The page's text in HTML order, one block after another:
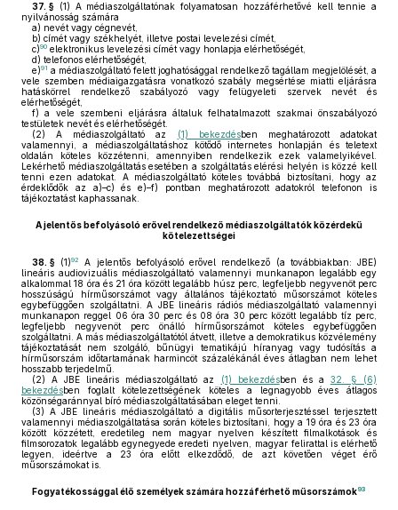
37. § (1) A médiaszolgáltatónak folyamatosan hozzáférhetővé kell tennie a
nyilvánosság számára
a) nevét vagy cégnevét,
b) címét vagy székhelyét, illetve postai levelezési címét,
c)90 elektronikus levelezési címét vagy honlapja elérhetőségét,
d) telefonos elérhetőségét,
e)91 a médiaszolgáltató felett joghatósággal rendelkező tagállam megjelölését, a
vele szemben médiaigazgatásra vonatkozó szabály megsértése miatti eljárásra
hatáskörrel rendelkező szabályozó vagy felügyeleti szervek nevét és
elérhetőségét,
f) a vele szembeni eljárásra általuk felhatalmazott szakmai önszabályozó
testületek nevét és elérhetőségét.
(2) A médiaszolgáltató az (1) bekezdésben meghatározott adatokat
valamennyi, a médiaszolgáltatáshoz kötődő internetes honlapján és teletext
oldalán köteles közzétenni, amennyiben rendelkezik ezek valamelyikével.
Lekérhető médiaszolgáltatás esetében a szolgáltatás elérési helyén is közzé kell
tenni ezen adatokat. A médiaszolgáltató köteles továbbá biztosítani, hogy az
érdeklődők az a)–c) és e)–f) pontban meghatározott adatokról telefonon is
tájékoztatást kaphassanak.
A jelentős befolyásoló erővel rendelkező médiaszolgáltatók közérdekű
kötelezettségei
38. § (1)92
A jelentős befolyásoló erővel rendelkező (a továbbiakban: JBE)
lineáris audiovizuális médiaszolgáltató valamennyi munkanapon legalább egy
alkalommal 18 óra és 21 óra között legalább húsz perc, legfeljebb negyvenöt perc
hosszúságú hírműsorszámot vagy általános tájékoztató műsorszámot köteles
egybefüggően szolgáltatni. A JBE lineáris rádiós médiaszolgáltató valamennyi
munkanapon reggel 06 óra 30 perc és 08 óra 30 perc között legalább tíz perc,
legfeljebb negyvenöt perc önálló hírműsorszámot köteles egybefüggően
szolgáltatni. A más médiaszolgáltatótól átvett, illetve a demokratikus közvélemény
tájékoztatását nem szolgáló, bűnügyi tematikájú híranyag vagy tudósítás a
hírműsorszám időtartamának harmincöt százalékánál éves átlagban nem lehet
hosszabb terjedelmű.
(2) A JBE lineáris médiaszolgáltató az (1) bekezdésben és a 32. § (6)
bekezdésben foglalt kötelezettségének köteles a legnagyobb éves átlagos
közönségaránnyal bíró médiaszolgáltatásában eleget tenni.
(3) A JBE lineáris médiaszolgáltató a digitális műsorterjesztéssel terjesztett
valamennyi médiaszolgáltatása során köteles biztosítani, hogy a 19 óra és 23 óra
között közzétett, eredetileg nem magyar nyelven készített filmalkotások és
filmsorozatok legalább egynegyede eredeti nyelven, magyar felirattal is elérhető
legyen, ideértve a 23 óra előtt elkezdődő, de azt követően véget érő
műsorszámokat is.
Fogyatékossággal élő személyek számára hozzáférhető műsorszámok93